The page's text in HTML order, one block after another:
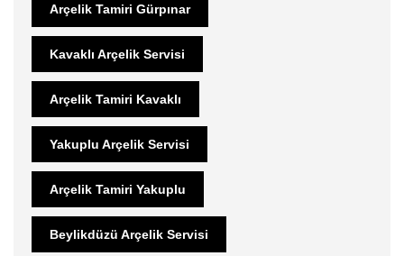
Arçelik Tamiri Gürpınar
Kavaklı Arçelik Servisi
Arçelik Tamiri Kavaklı
Yakuplu Arçelik Servisi
Arçelik Tamiri Yakuplu
Beylikdüzü Arçelik Servisi